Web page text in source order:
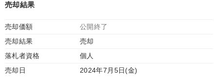
売却結果
売却価額
公開終了
売却結果
売却
落札者資格
個人
売却日
2024年7月5日(金)